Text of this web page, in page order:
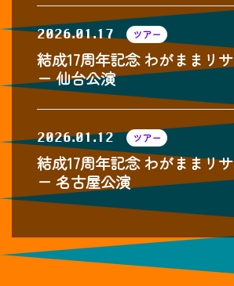
2026.01.17 ツアー
結成17周年記念 わがままリ
ー 仙台公演
2026.01.12 ツアー
結成17周年記念 わがままリ
ー 名古屋公演